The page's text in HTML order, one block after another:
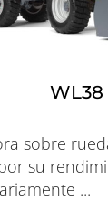
WL38
sobre
su
...